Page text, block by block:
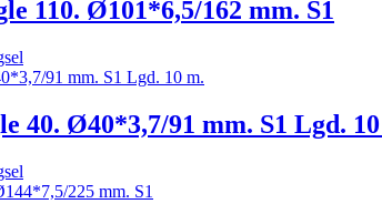
110. Ø101*6,5/162 mm. S1
40. Ø40*3,7/91 mm. S1 Lgd.